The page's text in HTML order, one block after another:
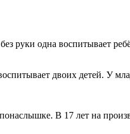
двоих детей. У
В 17 лет на